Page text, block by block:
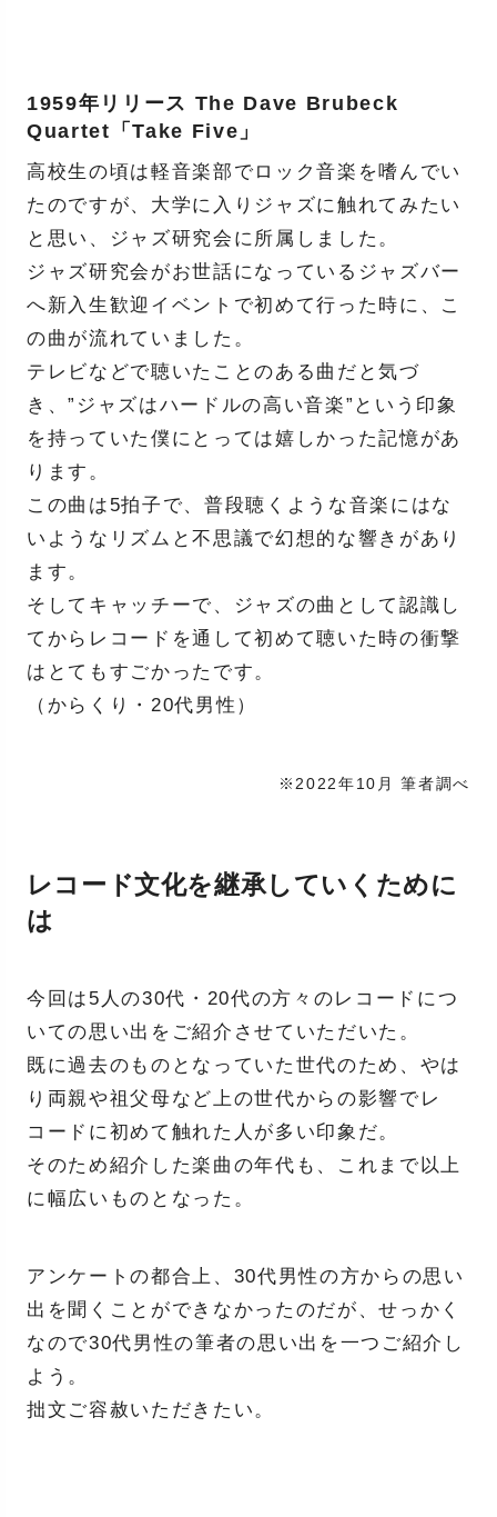
1959年リリース The Dave Brubeck
Quartet「Take Five」
高校生の頃は軽音楽部でロック音楽を嗜んでい
たのですが、大学に入りジャズに触れてみたい
と思い、ジャズ研究会に所属しました。
ジャズ研究会がお世話になっているジャズバー
へ新入生歓迎イベントで初めて行った時に、こ
の曲が流れていました。
テレビなどで聴いたことのある曲だと気づ
き、”ジャズはハードルの高い音楽”という印象
を持っていた僕にとっては嬉しかった記憶があ
ります。
この曲は5拍子で、普段聴くような音楽にはな
いようなリズムと不思議で幻想的な響きがあり
ます。
そしてキャッチーで、ジャズの曲として認識し
てからレコードを通して初めて聴いた時の衝撃
はとてもすごかったです。
（からくり・20代男性）
※2022年10月 筆者調べ
レコード文化を継承していくために
は
今回は5人の30代・20代の方々のレコードにつ
いての思い出をご紹介させていただいた。
既に過去のものとなっていた世代のため、やは
り両親や祖父母など上の世代からの影響でレ
コードに初めて触れた人が多い印象だ。
そのため紹介した楽曲の年代も、これまで以上
に幅広いものとなった。
アンケートの都合上、30代男性の方からの思い
出を聞くことができなかったのだが、せっかく
なので30代男性の筆者の思い出を一つご紹介し
よう。
拙文ご容赦いただきたい。